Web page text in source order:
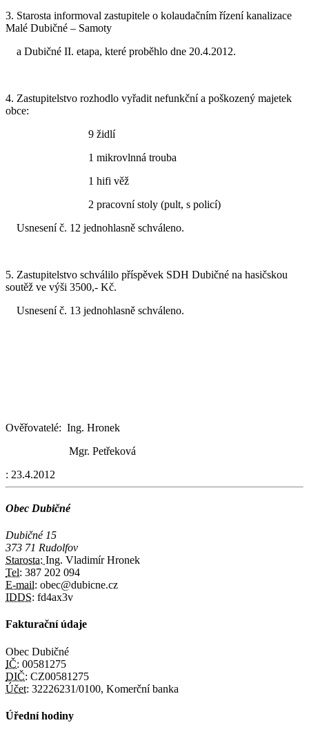
3. Starosta informoval zastupitele o kolaudačním řízení kanalizace
Malé Dubičné – Samoty
a Dubičné II. etapa, které proběhlo dne 20.4.2012.
4. Zastupitelstvo rozhodlo vyřadit nefunkční a poškozený majetek
obce:
9 židlí
1 mikrovlnná trouba
1 hifi věž
2 pracovní stoly (pult, s policí)
Usnesení č. 12 jednohlasně schváleno.
5. Zastupitelstvo schválilo příspěvek SDH Dubičné na hasičskou
soutěž ve výši 3500,- Kč.
Usnesení č. 13 jednohlasně schváleno.
Ověřovatelé: Ing. Hronek
Mgr. Petřeková
: 23.4.2012
Obec Dubičné
Dubičné 15
373 71 Rudolfov
Starosta: Ing. Vladimír Hronek
Tel: 387 202 094
E-mail: obec@dubicne.cz
IDDS: fd4ax3v
Fakturační údaje
Obec Dubičné
IČ: 00581275
DIČ: CZ00581275
Účet: 32226231/0100, Komerční banka
Úřední hodiny